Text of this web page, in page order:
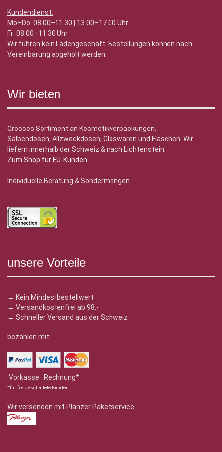
Kundendienst:
Mo–Do: 08.00–11.30 | 13.00–17.00 Uhr
Fr: 08.00–11.30 Uhr
Wir führen kein Ladengeschäft. Bestellungen können nach
Vereinbarung abgeholt werden.
Wir bieten
Grosses Sortiment an Kosmetikverpackungen,
Salbendosen, Allzweckdosen, Glaswaren und Flaschen. Wir
liefern innerhalb der Schweiz & nach Lichtenstein.
Zum Shop für EU-Kunden.
Individuelle Beratung & Sondermengen
unsere Vorteile
→ Kein Mindestbestellwert
→ Versandkostenfrei ab 98.-
→ Schneller Versand aus der Schweiz
bezahlen mit:
Vorkasse · Rechnung*
*für freigeschaltete Kunden
Wir versenden mit Planzer Paketservice